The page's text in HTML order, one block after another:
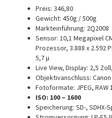
Preis: 346,80
Gewicht: 450g / 500g
Markteinführung: 2Q2008
Sensor: 10,1 Megapixel
Prozessor, 3.888 x 2.592
5,7 μ
Live View, Display: 2,5
Objektivanschluss: Canon
Fotoformate: JPEG, RAW
ISO: 100 – 1600
Speicherung: SD-, SDHX-